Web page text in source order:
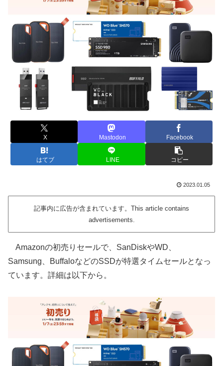
X Mastodon Facebook
はてブ LINE コピー
2023.01.05
記事内に広告が含まれています。This article contains
advertisements.
Amazonの初売りセールで、SanDiskやWD、
Samsung、BuffaloなどのSSDが特選タイムセールとなっ
ています。詳細は以下から。